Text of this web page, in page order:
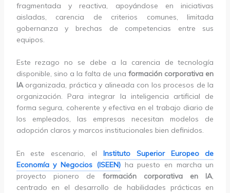
fragmentada y reactiva, apoyándose en iniciativas
aisladas, carencia de criterios comunes, limitada
gobernanza y brechas de competencias entre sus
equipos.
Este rezago no se debe a la carencia de tecnología
disponible, sino a la falta de unaformación corporativa en
IAorganizada, práctica y alineada con los procesos de la
organización. Para integrar la inteligencia artificial de
forma segura, coherente y efectiva en el trabajo diario de
los empleados, las empresas necesitan modelos de
adopción claros y marcos institucionales bien definidos.
En este escenario, el Instituto Superior Europeo de
Economía y Negocios (ISEEN)ha puesto en marcha un
proyecto pionero de formación corporativa en IA,
centrado en el desarrollo de habilidades prácticas en